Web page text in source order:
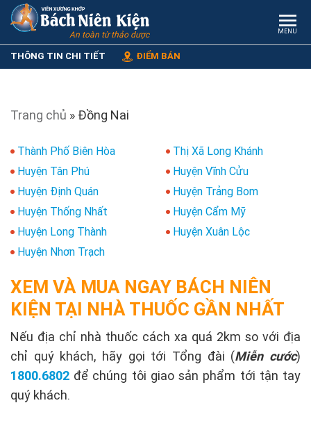
An toàn từ thảo dược MENU
THÔNG TIN CHI TIẾT ĐIỂM BÁN
Trang chủ » Đồng Nai
Thành Phố Biên Hòa
Thị Xã Long Khánh
Huyện Tân Phú
Huyện Vĩnh Cửu
Huyện Định Quán
Huyện Trảng Bom
Huyện Thống Nhất
Huyện Cẩm Mỹ
Huyện Long Thành
Huyện Xuân Lộc
Huyện Nhơn Trạch
XEM VÀ MUA NGAY BÁCH NIÊN
KIỆN TẠI NHÀ THUỐC GẦN NHẤT
Nếu địa chỉ nhà thuốc cách xa quá 2km so với địa
chỉ quý khách, hãy gọi tới Tổng đài (Miễn cước)
1800.6802 để chúng tôi giao sản phẩm tới tận tay
quý khách.